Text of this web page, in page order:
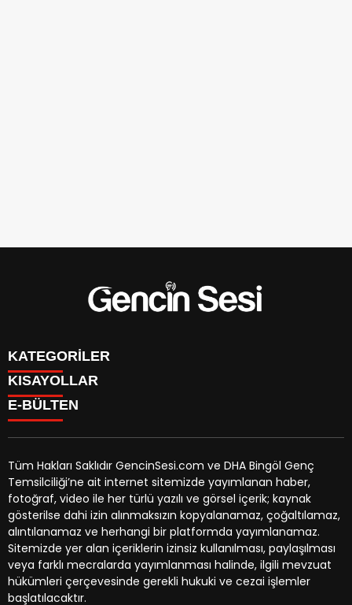
KATEGORİLER
GENÇ
BİNGÖL
ÖZEL HABER
EKONOMİ
YEREL HABERLER
CANLI BORSA
KÜNYE
İLETİŞİM
KISAYOLLAR
BURÇLAR
CANLI TV
HAVA DURUMU
NÖBETÇİ ECZANELER
TRAFİK DURUMU
YEREL HABERLER
GAZETELER
E-BÜLTEN
gencinsesi.com e-bültenine abone olarak, tarafınıza haber,
duyuru ve kampanya içerikli e-postaların gönderilmesini
kabul etmiş olursunuz.
Tüm Hakları Saklıdır GencinSesi.com ve DHA Bingöl Genç
Temsilciliği’ne ait internet sitemizde yayımlanan haber,
fotoğraf, video ile her türlü yazılı ve görsel içerik; kaynak
gösterilse dahi izin alınmaksızın kopyalanamaz, çoğaltılamaz,
alıntılanamaz ve herhangi bir platformda yayımlanamaz.
Sitemizde yer alan içeriklerin izinsiz kullanılması, paylaşılması
veya farklı mecralarda yayımlanması halinde, ilgili mevzuat
hükümleri çerçevesinde gerekli hukuki ve cezai işlemler
başlatılacaktır.